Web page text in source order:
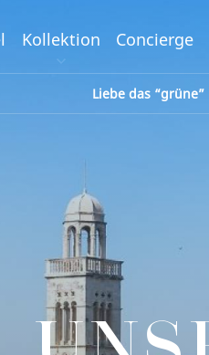
Kollektion Concierge
Liebe das